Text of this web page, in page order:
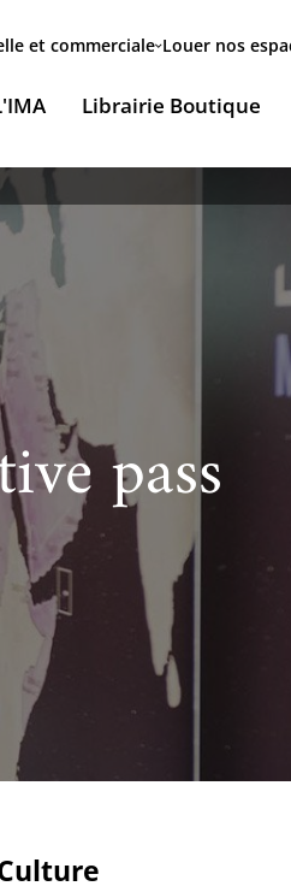
et commerciale Louer nos
Librairie Boutique
pass